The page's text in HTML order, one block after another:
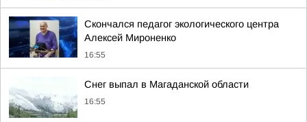
Скончался педагог экологического центра
Алексей Мироненко
16:55
Снег выпал в Магаданской области
16:55